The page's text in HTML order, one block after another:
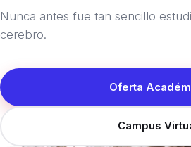
Nunca antes fue tan sencillo
cerebro.
Oferta
Campus